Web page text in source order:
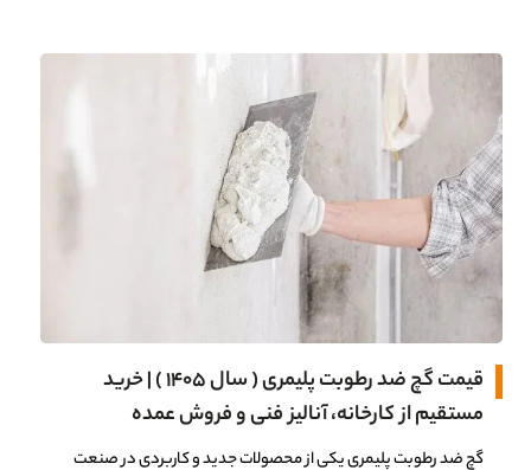
قیمت گچ ضد رطوبت پلیمری ( سال 1405 ) | خرید
مستقیم از کارخانه، آنالیز فنی و فروش عمده
گچ ضد رطوبت پلیمری یکی از محصولات جدید و کاربردی در صنعت